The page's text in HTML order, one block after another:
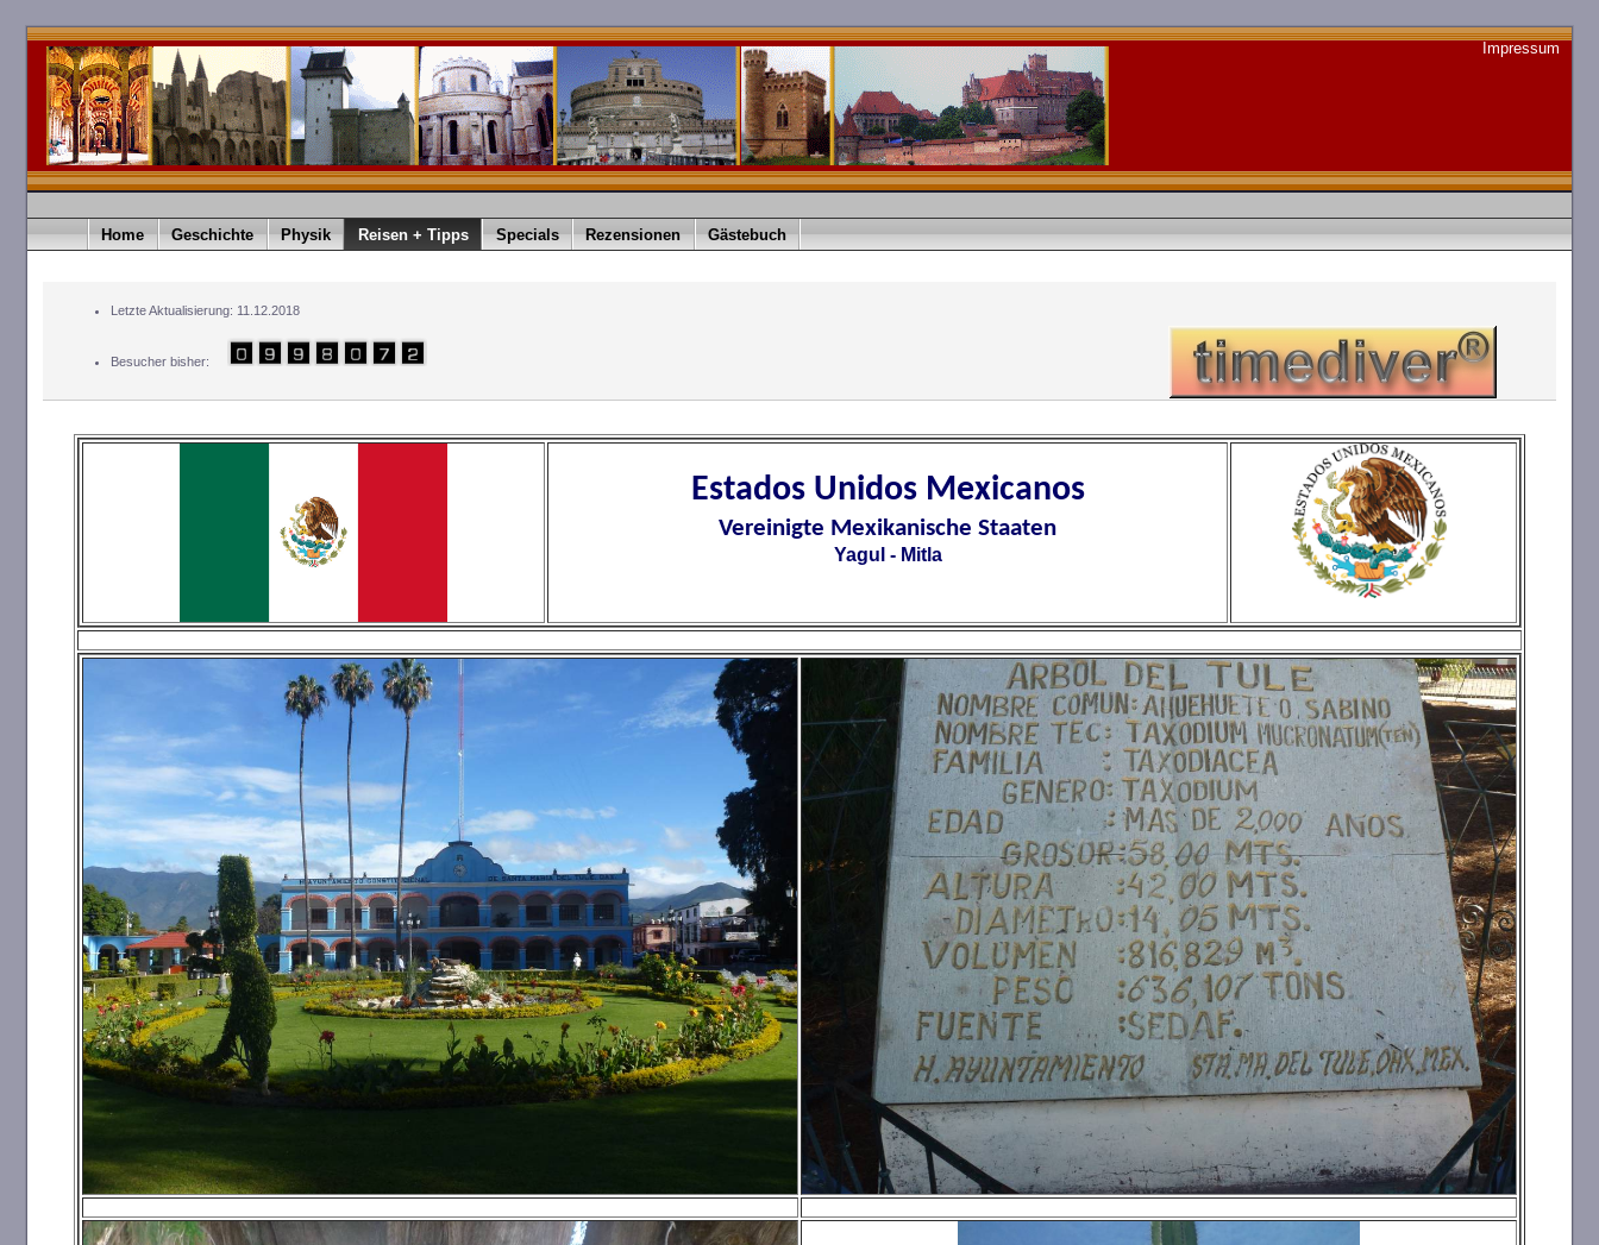
Impressum
Home Geschichte Physik Reisen + Tipps Specials Rezensionen Gästebuch
Letzte Aktualisierung: 11.12.2018
Besucher bisher:
Estados Unidos Mexicanos
Vereinigte Mexikanische Staaten
Yagul - Mitla